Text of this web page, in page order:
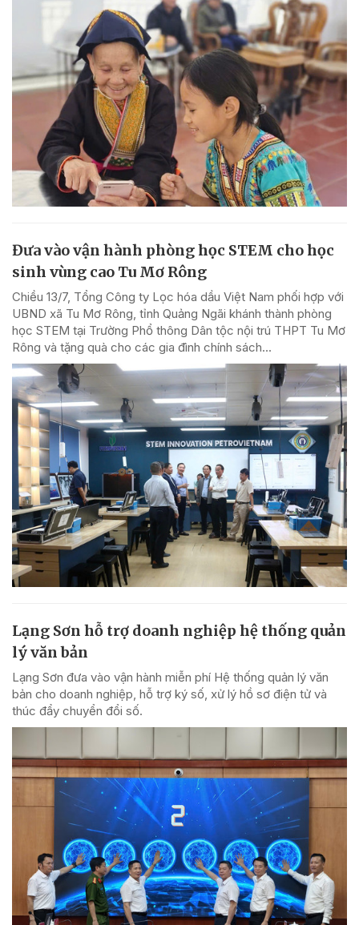
Đưa vào vận hành phòng học STEM cho học
sinh vùng cao Tu Mơ Rông
Chiều 13/7, Tổng Công ty Lọc hóa dầu Việt Nam phối hợp với
UBND xã Tu Mơ Rông, tỉnh Quảng Ngãi khánh thành phòng
học STEM tại Trường Phổ thông Dân tộc nội trú THPT Tu Mơ
Rông và tặng quà cho các gia đình chính sách...
Lạng Sơn hỗ trợ doanh nghiệp hệ thống quản
lý văn bản
Lạng Sơn đưa vào vận hành miễn phí Hệ thống quản lý văn
bản cho doanh nghiệp, hỗ trợ ký số, xử lý hồ sơ điện tử và
thúc đẩy chuyển đổi số.